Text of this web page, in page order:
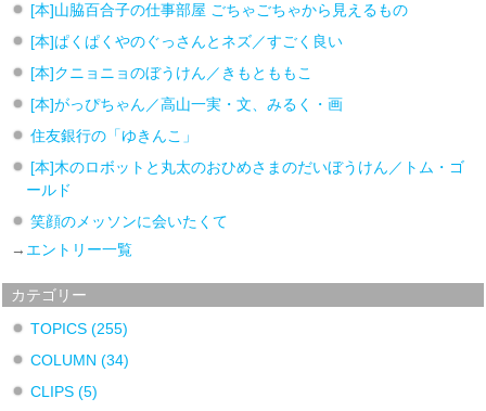
[本]山脇百合子の仕事部屋 ごちゃごちゃから見えるもの
[本]ぱくぱくやのぐっさんとネズ／すごく良い
[本]クニョニョのぼうけん／きもとももこ
[本]がっぴちゃん／高山一実・文、みるく・画
住友銀行の「ゆきんこ」
[本]木のロボットと丸太のおひめさまのだいぼうけん／トム・ゴ
ールド
笑顔のメッソンに会いたくて
→ エントリー一覧
カテゴリー
TOPICS(255)
COLUMN(34)
CLIPS(5)